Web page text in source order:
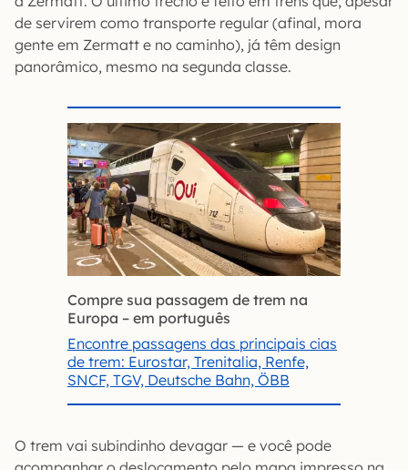
de servirem como transporte regular (afinal, mora
gente em Zermatt e no caminho), já têm design
panorâmico, mesmo na segunda classe.
Compre sua passagem de trem na
Europa – em português
Encontre passagens das principais cias
de trem: Eurostar, Trenitalia, Renfe,
SNCF, TGV, Deutsche Bahn, ÖBB
O trem vai subindinho devagar — e você pode